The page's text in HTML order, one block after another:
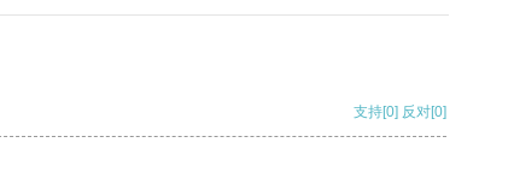
支持[0] 反对[0]